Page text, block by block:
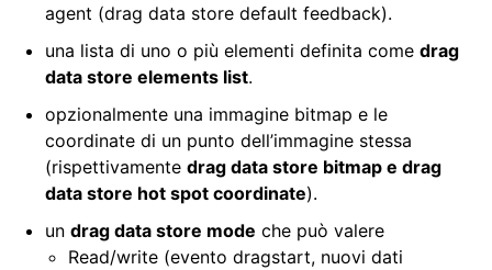
agent (drag data store default feedback).
una lista di uno o più elementi definita come drag
data store elements list.
opzionalmente una immagine bitmap e le
coordinate di un punto dell’immagine stessa
(rispettivamente drag data store bitmap e drag
data store hot spot coordinate).
un drag data store mode che può valere
Read/write (evento dragstart, nuovi dati